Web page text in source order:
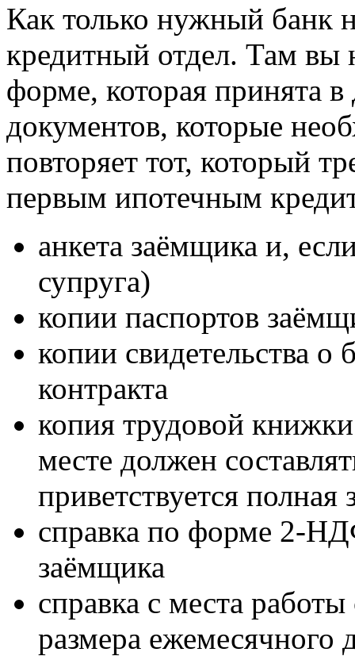
Как только нужный банк
кредитный отдел. Там вы
форме, которая принята
документов, которые
повторяет тот, который
первым ипотечным
анкета заёмщика и,
супруга)
копии паспортов
копии свидетельства о
контракта
копия трудовой
месте должен
приветствуется полная
справка по форме 2-
заёмщика
справка с места
размера ежемесячного